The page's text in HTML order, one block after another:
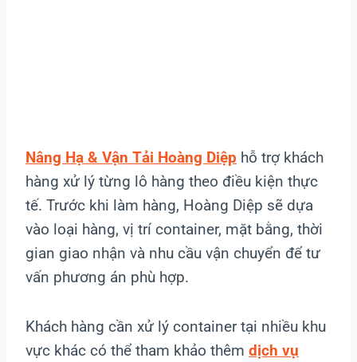
Nâng Hạ & Vận Tải Hoàng Diệp hỗ trợ khách
hàng xử lý từng lô hàng theo điều kiện thực
tế. Trước khi làm hàng, Hoàng Diệp sẽ dựa
vào loại hàng, vị trí container, mặt bằng, thời
gian giao nhận và nhu cầu vận chuyển để tư
vấn phương án phù hợp.
Khách hàng cần xử lý container tại nhiều khu
vực khác có thể tham khảo thêm dịch vụ